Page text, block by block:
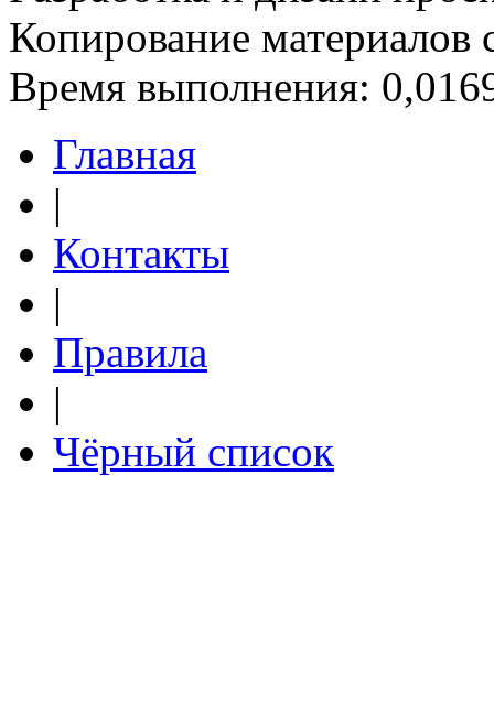
Копирование материалов
Время выполнения:
Главная
|
Контакты
|
Правила
|
Чёрный список